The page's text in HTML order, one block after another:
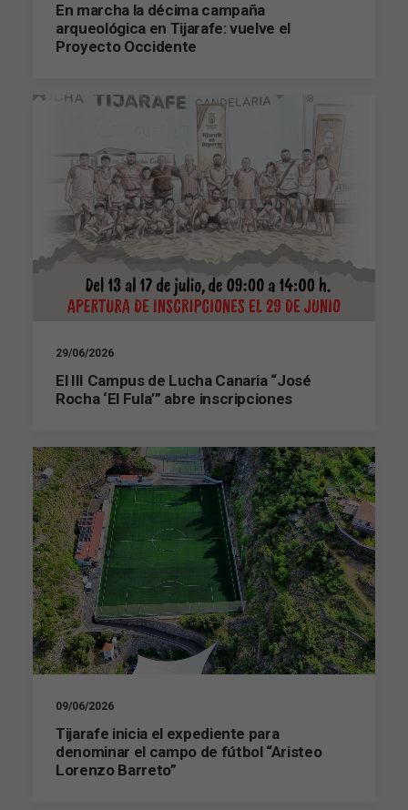
En marcha la décima campaña
arqueológica en Tijarafe: vuelve el
Proyecto Occidente
29/06/2026
El III Campus de Lucha Canaria “José
Rocha ‘El Fula’” abre inscripciones
09/06/2026
Tijarafe inicia el expediente para
denominar el campo de fútbol “Aristeo
Lorenzo Barreto”
cookies no
son
opcionales.
Son
necesarias
para que
funcione la
mejorar la
funcionalidad
base a cómo
se usa la web.
Experiencia
Para que
nuestra web
funcione lo
mejor posible
durante tu
visita. Si
rechaza estas
cookies,
algunas